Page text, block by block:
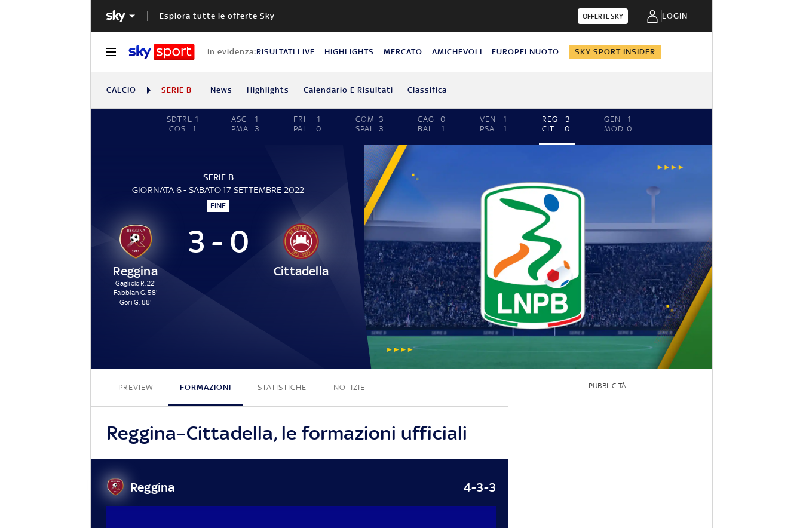
Esplora tutte le offerte Sky OFFERTE SKY LOGIN
In evidenza:RISULTATI LIVE HIGHLIGHTS MERCATO AMICHEVOLI EUROPEI NUOTO SKY SPORT INSIDER
CALCIO SERIE B News Highlights Calendario E Risultati Classifica
SDTRL
1
COS
1
ASC
1
PMA
3
FRI
1
PAL
0
COM 3
SPAL
3
CAG
0
BAI
1
VEN
1
PSA
1
REG
3
CIT
0
GEN
1
MOD 0
SERIE B
GIORNATA 6 - SABATO 17 SETTEMBRE 2022
FINE
Reggina
Gagliolo R. 22'
Fabbian G. 58'
Gori G. 88'
3 - 0
Cittadella
3 - 0
PREVIEW FORMAZIONI STATISTICHE NOTIZIE
Reggina–Cittadella, le formazioni ufficiali
Reggina 4-3-3
PUBBLICITÀ